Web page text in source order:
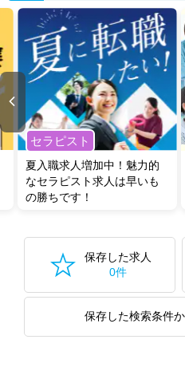
セラピスト
夏入職求人増加中！魅力的
なセラピスト求人は早いも
の勝ちです！
保存した求人
0件
保存した検索条件